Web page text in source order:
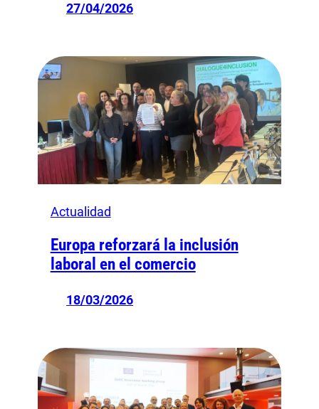
27/04/2026
Actualidad
Europa reforzará la inclusión
laboral en el comercio
18/03/2026